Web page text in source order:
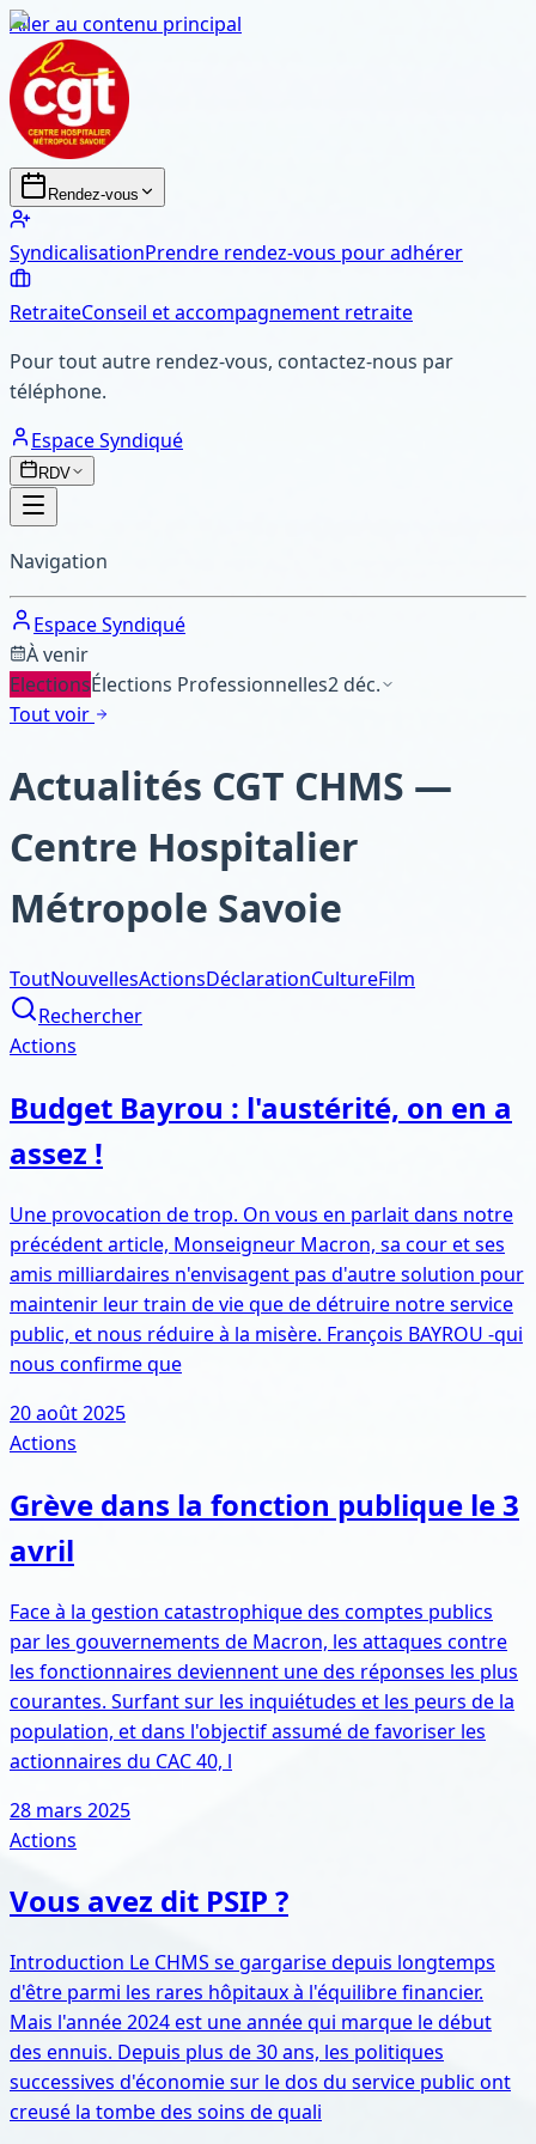
Aller au contenu principal
Rendez-vous
SyndicalisationPrendre rendez-vous pour adhérer
RetraiteConseil et accompagnement retraite
Pour tout autre rendez-vous, contactez-nous par
téléphone.
Espace Syndiqué
RDV
Navigation
Espace Syndiqué
À venir
ElectionsÉlections Professionnelles2 déc.
Tout voir
Actualités CGT CHMS —
Centre Hospitalier
Métropole Savoie
ToutNouvellesActionsDéclarationCultureFilm
Rechercher
Actions
Budget Bayrou : l'austérité, on en a
assez !
Une provocation de trop. On vous en parlait dans notre
précédent article, Monseigneur Macron, sa cour et ses
amis milliardaires n'envisagent pas d'autre solution pour
maintenir leur train de vie que de détruire notre service
public, et nous réduire à la misère. François BAYROU -qui
nous confirme que
20 août 2025
Actions
Grève dans la fonction publique le 3
avril
Face à la gestion catastrophique des comptes publics
par les gouvernements de Macron, les attaques contre
les fonctionnaires deviennent une des réponses les plus
courantes. Surfant sur les inquiétudes et les peurs de la
population, et dans l'objectif assumé de favoriser les
actionnaires du CAC 40, l
28 mars 2025
Actions
Vous avez dit PSIP ?
Introduction Le CHMS se gargarise depuis longtemps
d'être parmi les rares hôpitaux à l'équilibre financier.
Mais l'année 2024 est une année qui marque le début
des ennuis. Depuis plus de 30 ans, les politiques
successives d'économie sur le dos du service public ont
creusé la tombe des soins de quali